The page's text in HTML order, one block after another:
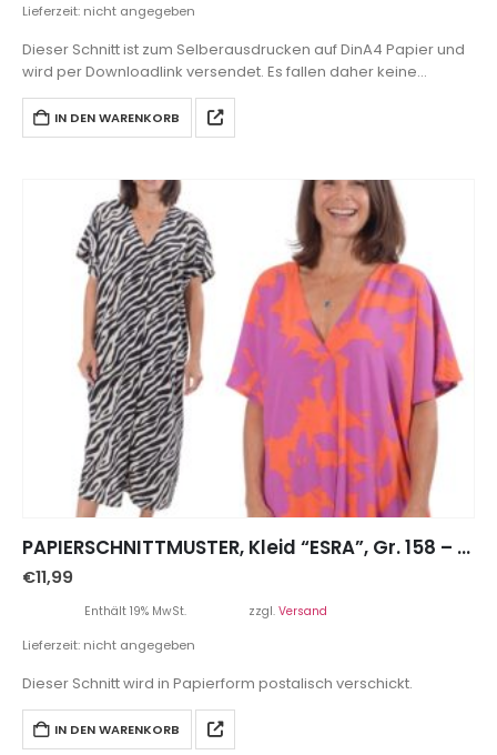
Lieferzeit: nicht angegeben
Dieser Schnitt ist zum Selberausdrucken auf DinA4 Papier und
wird per Downloadlink versendet. Es fallen daher keine
Versandkosten an.
IN DEN WARENKORB
PAPIERSCHNITTMUSTER, Kleid “ESRA”, Gr. 158 – Damengr. 46
€11,99
Enthält 19% MwSt. zzgl. Versand
Lieferzeit: nicht angegeben
Dieser Schnitt wird in Papierform postalisch verschickt.
IN DEN WARENKORB